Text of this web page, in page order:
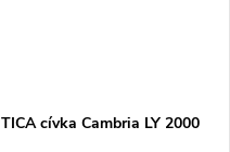
TICA cívka Cambria LY 2000